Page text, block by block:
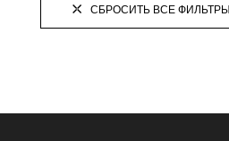
СБРОСИТЬ ВСЕ ФИЛЬТРЫ